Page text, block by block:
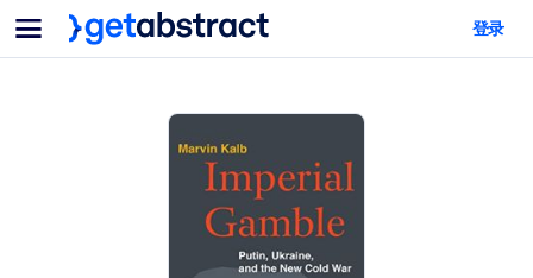
菜单
面向团队与管理者
为您的员工配备关键的人工智能技能。
帮助您的管理者为未来的工作时代做好准备。
面向人工智能系统
登录